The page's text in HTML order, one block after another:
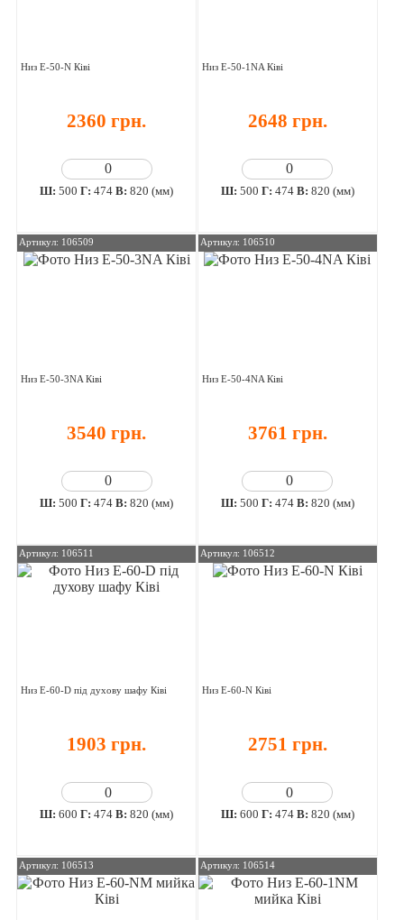
Низ E-50-N Ківі
2360 грн.
Ш:500 Г:474 В:820 (мм)
Низ E-50-1NA Ківі
2648 грн.
Ш: 500 Г: 474В: 820 (мм)
Артикул: 106509
Низ E-50-3NA Ківі
3540 грн.
Ш:500 Г:474 В:820 (мм)
Артикул: 106510
Низ E-50-4NA Ківі
3761 грн.
Ш: 500 Г: 474В: 820 (мм)
Артикул: 106511
Низ E-60-D під духову шафу Ківі
1903 грн.
Ш:600 Г:474 В:820 (мм)
Артикул: 106512
Низ E-60-N Ківі
2751 грн.
Ш: 600 Г: 474В: 820 (мм)
Артикул: 106513 Артикул: 106514